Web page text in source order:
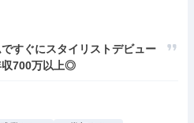
すぐにスタイリストデビュー
収700万以上◎